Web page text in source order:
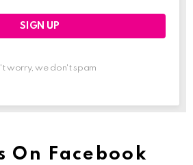
worry, we don't spam
On Facebook